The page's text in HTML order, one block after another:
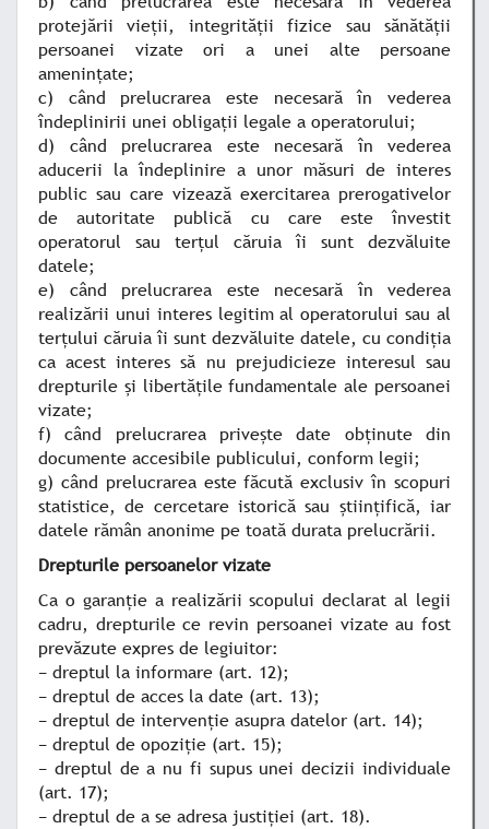
protejării vieţii, integrităţii fizice sau sănătăţii
persoanei vizate ori a unei alte persoane
ameninţate;
c) când prelucrarea este necesară în vederea
îndeplinirii unei obligaţii legale a operatorului;
d) când prelucrarea este necesară în vederea
aducerii la îndeplinire a unor măsuri de interes
public sau care vizează exercitarea prerogativelor
de autoritate publică cu care este învestit
operatorul sau terţul căruia îi sunt dezvăluite
datele;
e) când prelucrarea este necesară în vederea
realizării unui interes legitim al operatorului sau al
terţului căruia îi sunt dezvăluite datele, cu condiţia
ca acest interes să nu prejudicieze interesul sau
drepturile şi libertăţile fundamentale ale persoanei
vizate;
f) când prelucrarea priveşte date obţinute din
documente accesibile publicului, conform legii;
g) când prelucrarea este făcută exclusiv în scopuri
statistice, de cercetare istorică sau ştiinţifică, iar
datele rămân anonime pe toată durata prelucrării.
Drepturile persoanelor vizate
Ca o garanţie a realizării scopului declarat al legii
cadru, drepturile ce revin persoanei vizate au fost
prevăzute expres de legiuitor:
− dreptul la informare (art. 12);
− dreptul de acces la date (art. 13);
− dreptul de intervenţie asupra datelor (art. 14);
− dreptul de opoziţie (art. 15);
− dreptul de a nu fi supus unei decizii individuale
(art. 17);
− dreptul de a se adresa justiţiei (art. 18).